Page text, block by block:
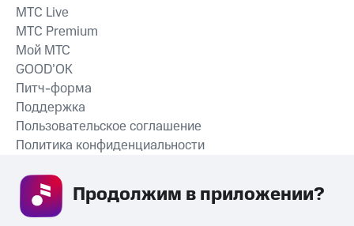
СКАЧАТЬ ПРИЛОЖЕНИЕ
MTС Live
MTС Premium
Мой МТС
GOOD’OK
Питч-форма
Поддержка
Пользовательское соглашение
Политика конфиденциальности